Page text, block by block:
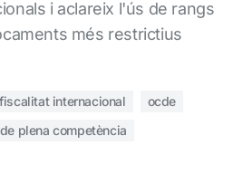
i aclareix l'ús de rangs
més restrictius
fiscalitat internacional
ocde
plena competència